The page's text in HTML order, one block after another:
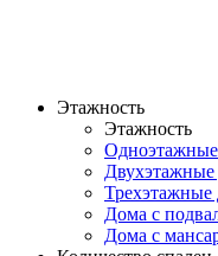
Этажность
Этажность
Двухэтажные
Трехэтажные
Дома с
Дома с